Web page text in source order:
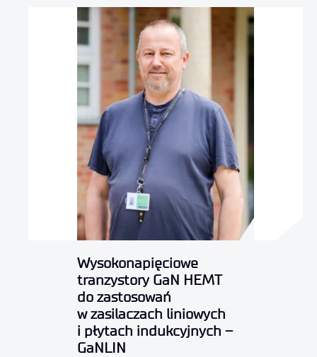
Wysokonapięciowe
tranzystory GaN HEMT
do zastosowań
w zasilaczach liniowych
i płytach indukcyjnych –
GaNLIN